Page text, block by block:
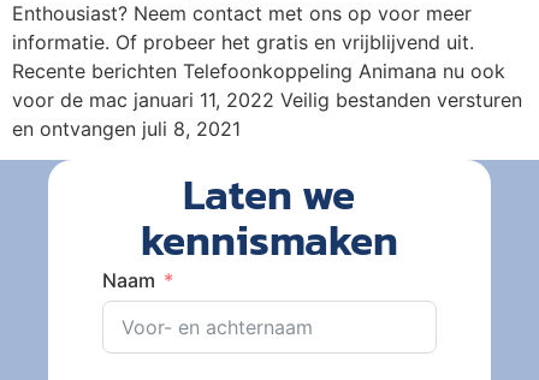
Enthousiast? Neem contact met ons op voor meer
informatie. Of probeer het gratis en vrijblijvend uit.
Recente berichten Telefoonkoppeling Animana nu ook
voor de mac januari 11, 2022 Veilig bestanden versturen
en ontvangen juli 8, 2021
Laten we
kennismaken
Naam